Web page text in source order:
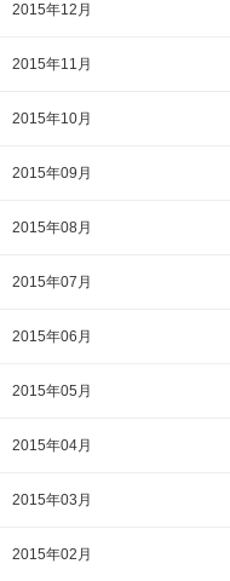
2015年12月
2015年11月
2015年10月
2015年09月
2015年08月
2015年07月
2015年06月
2015年05月
2015年04月
2015年03月
2015年02月